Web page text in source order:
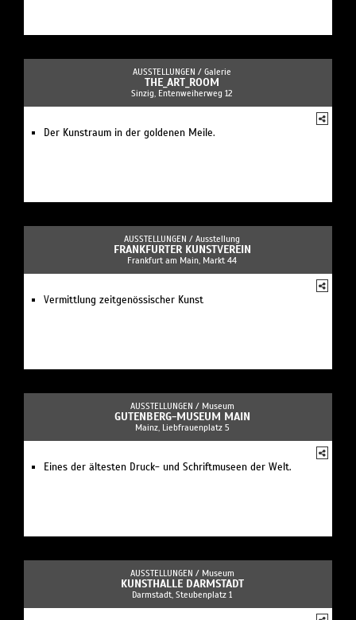
AUSSTELLUNGEN / Galerie
THE_ART_ROOM
Sinzig, Entenweiherweg 12
Der Kunstraum in der goldenen Meile.
AUSSTELLUNGEN / Ausstellung
FRANKFURTER KUNSTVEREIN
Frankfurt am Main, Markt 44
Vermittlung zeitgenössischer Kunst
AUSSTELLUNGEN / Museum
GUTENBERG-MUSEUM MAIN
Mainz, Liebfrauenplatz 5
Eines der ältesten Druck- und Schriftmuseen der Welt.
AUSSTELLUNGEN / Museum
KUNSTHALLE DARMSTADT
Darmstadt, Steubenplatz 1